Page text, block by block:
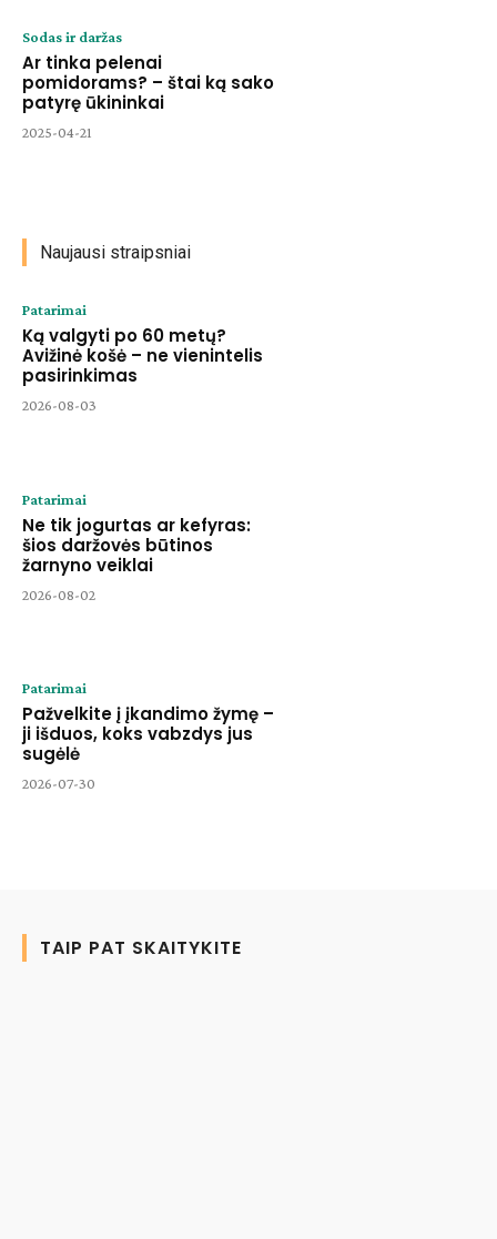
Sodas ir daržas
Ar tinka pelenai
pomidorams? – štai ką sako
patyrę ūkininkai
2025-04-21
Naujausi straipsniai
Patarimai
Ką valgyti po 60 metų?
Avižinė košė – ne vienintelis
pasirinkimas
2026-08-03
Patarimai
Ne tik jogurtas ar kefyras:
šios daržovės būtinos
žarnyno veiklai
2026-08-02
Patarimai
Pažvelkite į įkandimo žymę –
ji išduos, koks vabzdys jus
sugėlė
2026-07-30
TAIP PAT SKAITYKITE